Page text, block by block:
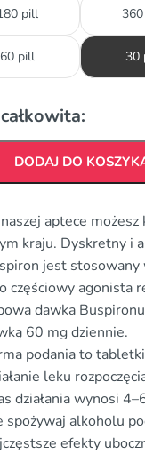
pill
60 pill 30
DODAJ DO
aptece
kraju. Dyskretny i
jest stosowany
częściowy agonista
dawka
60 mg dziennie.
podania to
leku
działania wynosi
spożywaj alkoholu
efekty